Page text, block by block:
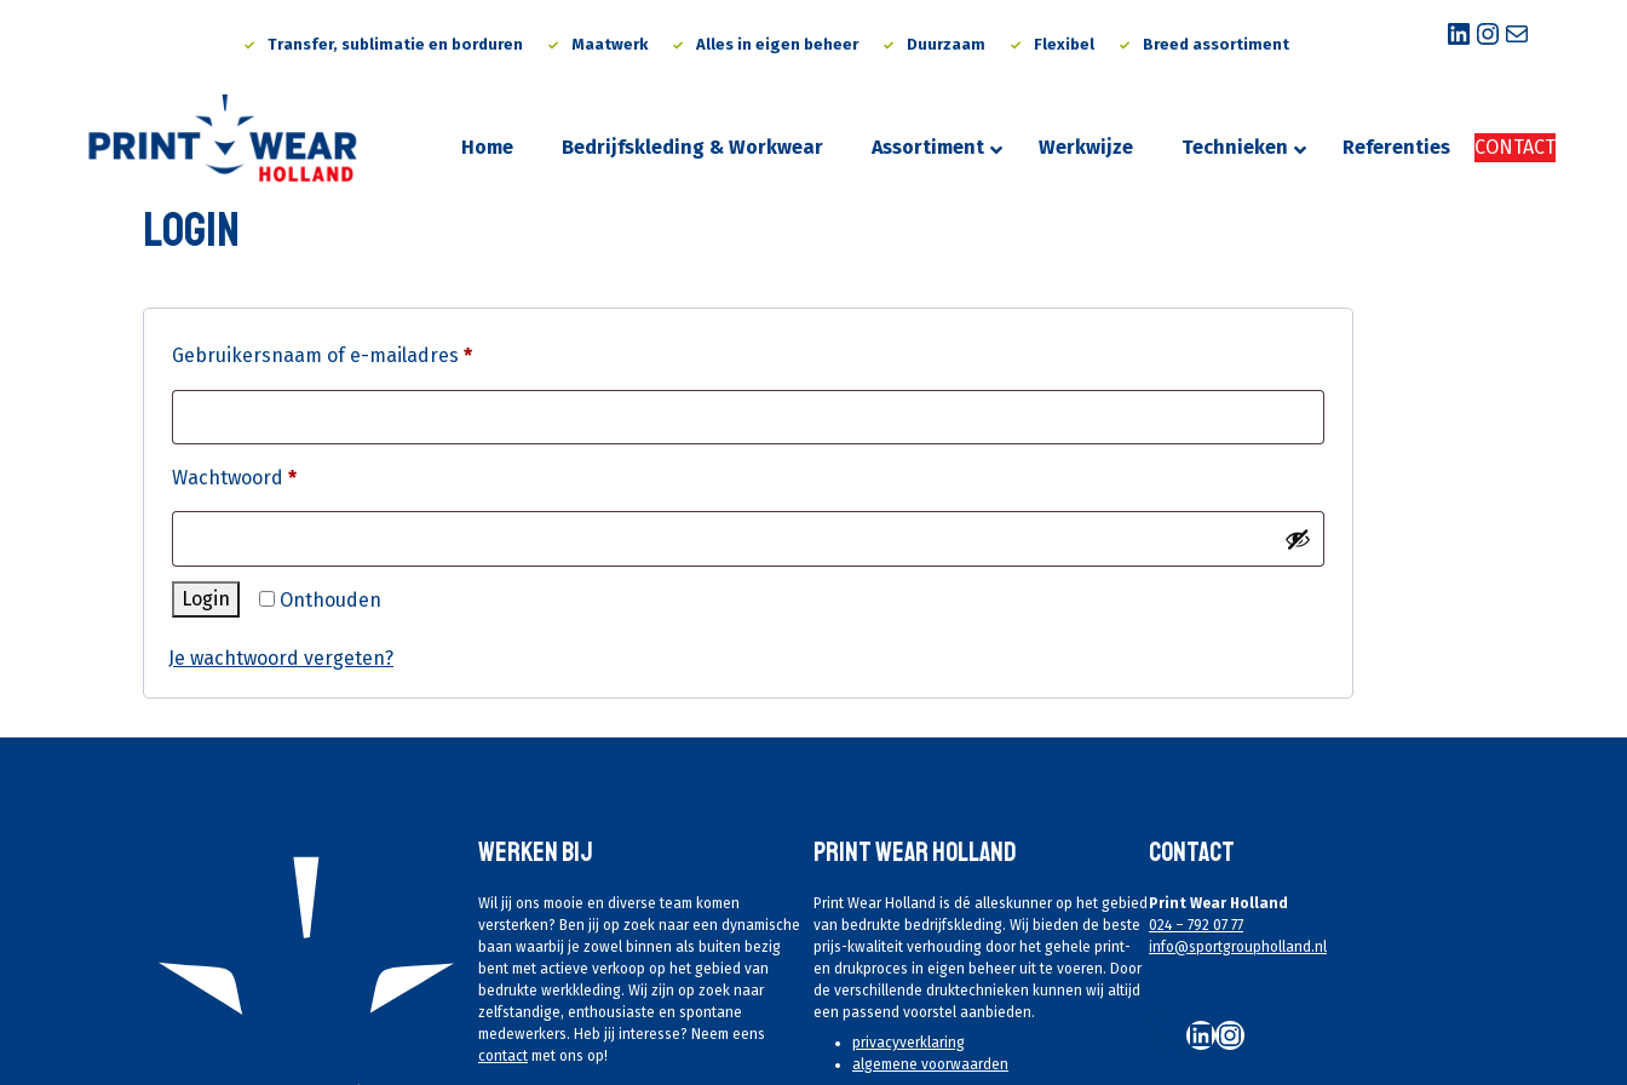
Transfer, sublimatie en borduren Maatwerk Alles in eigen beheer Duurzaam Flexibel Breed assortiment LinkedIn Instagram E-mail
Home Bedrijfskleding & Workwear Assortiment Werkwijze Technieken Referenties CONTACT
Login
Gebruikersnaam of e-mailadres *Vereist
Wachtwoord *Vereist
Onthouden
Login
Je wachtwoord vergeten?
Werken Bij
Wil jij ons mooie en diverse team komen
versterken? Ben jij op zoek naar een dynamische
baan waarbij je zowel binnen als buiten bezig
bent met actieve verkoop op het gebied van
bedrukte werkkleding. Wij zijn op zoek naar
zelfstandige, enthousiaste en spontane
medewerkers. Heb jij interesse? Neem eens
contact met ons op!
Print Wear Holland
Print Wear Holland is dé alleskunner op het gebied
van bedrukte bedrijfskleding. Wij bieden de beste
prijs-kwaliteit verhouding door het gehele print-
en drukproces in eigen beheer uit te voeren. Door
de verschillende druktechnieken kunnen wij altijd
een passend voorstel aanbieden.
privacyverklaring
algemene voorwaarden
Contact
Print Wear Holland
024 – 792 07 77
info@sportgroupholland.nl
LinkedIn Instagram